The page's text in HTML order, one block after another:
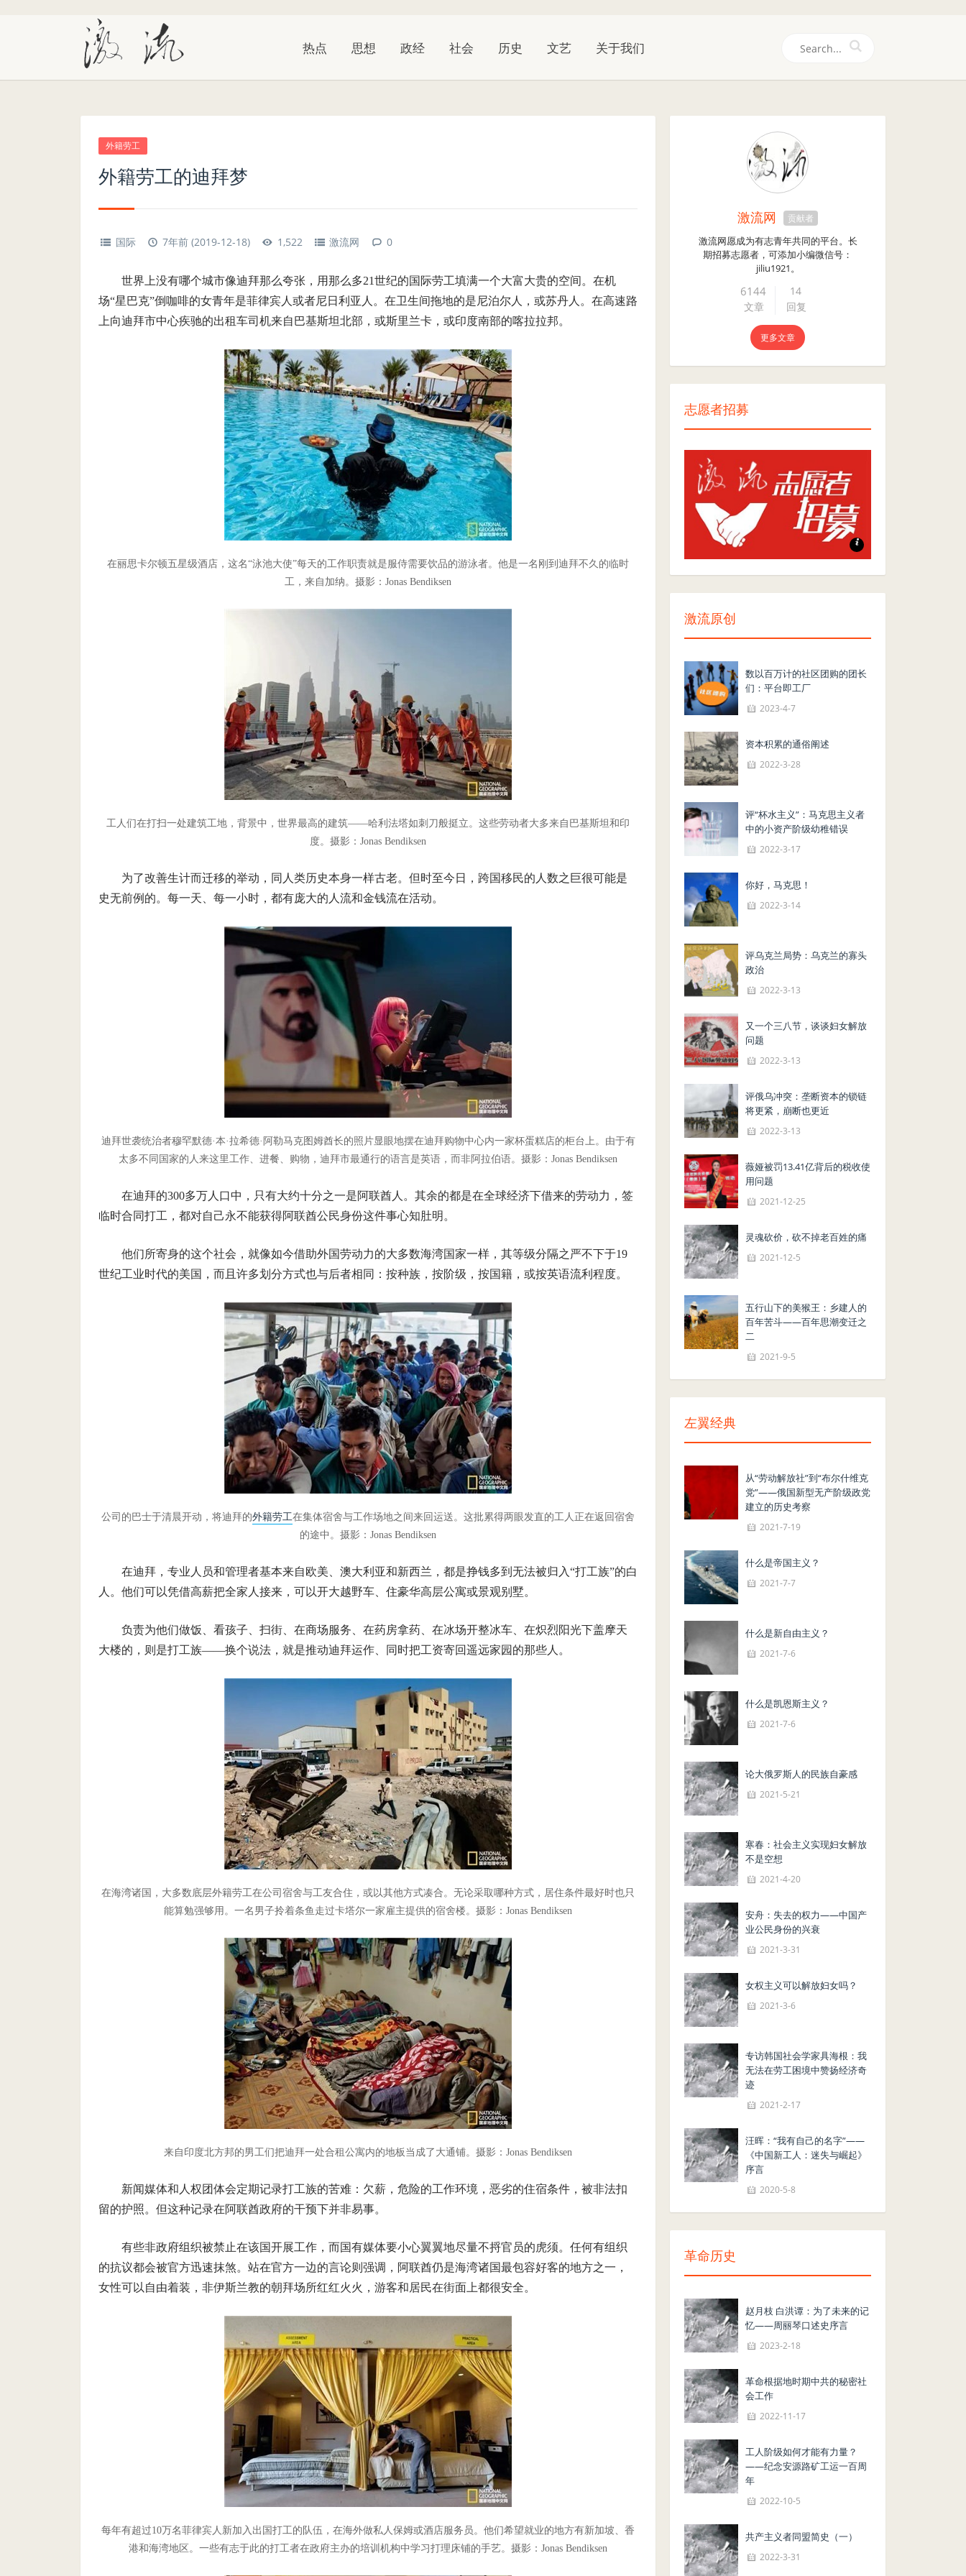
热点 思想 政经 社会 历史 文艺 关于我们
外籍劳工
外籍劳工的迪拜梦
国际 7年前 (2019-12-18) 1,522 激流网 0
世界上没有哪个城市像迪拜那么夸张，用那么多21世纪的国际劳工填满一个大富大贵的空间。在机
场“星巴克”倒咖啡的女青年是菲律宾人或者尼日利亚人。在卫生间拖地的是尼泊尔人，或苏丹人。在高速路
上向迪拜市中心疾驰的出租车司机来自巴基斯坦北部，或斯里兰卡，或印度南部的喀拉拉邦。
在丽思卡尔顿五星级酒店，这名“泳池大使”每天的工作职责就是服侍需要饮品的游泳者。他是一名刚到迪拜不久的临时
工，来自加纳。 摄影：Jonas Bendiksen
工人们在打扫一处建筑工地，背景中，世界最高的建筑——哈利法塔如刺刀般挺立。这些劳动者大多来自巴基斯坦和印
度。 摄影：Jonas Bendiksen
为了改善生计而迁移的举动，同人类历史本身一样古老。但时至今日，跨国移民的人数之巨很可能是
史无前例的。每一天、每一小时，都有庞大的人流和金钱流在活动。
迪拜世袭统治者穆罕默德·本·拉希德·阿勒马克图姆酋长的照片显眼地摆在迪拜购物中心内一家杯蛋糕店的柜台上。由于有
太多不同国家的人来这里工作、进餐、购物，迪拜市最通行的语言是英语，而非阿拉伯语。 摄影：Jonas Bendiksen
在迪拜的300多万人口中，只有大约十分之一是阿联酋人。其余的都是在全球经济下借来的劳动力，签
临时合同打工，都对自己永不能获得阿联酋公民身份这件事心知肚明。
他们所寄身的这个社会，就像如今借助外国劳动力的大多数海湾国家一样，其等级分隔之严不下于19
世纪工业时代的美国，而且许多划分方式也与后者相同：按种族，按阶级，按国籍，或按英语流利程度。
公司的巴士于清晨开动，将迪拜的外籍劳工在集体宿舍与工作场地之间来回运送。这批累得两眼发直的工人正在返回宿舍
的途中。 摄影：Jonas Bendiksen
在迪拜，专业人员和管理者基本来自欧美、澳大利亚和新西兰，都是挣钱多到无法被归入“打工族”的白
人。他们可以凭借高薪把全家人接来，可以开大越野车、住豪华高层公寓或景观别墅。
负责为他们做饭、看孩子、扫街、在商场服务、在药房拿药、在冰场开整冰车、在炽烈阳光下盖摩天
大楼的，则是打工族——换个说法，就是推动迪拜运作、同时把工资寄回遥远家园的那些人。
在海湾诸国，大多数底层外籍劳工在公司宿舍与工友合住，或以其他方式凑合。无论采取哪种方式，居住条件最好时也只
能算勉强够用。一名男子拎着条鱼走过卡塔尔一家雇主提供的宿舍楼。 摄影：Jonas Bendiksen
来自印度北方邦的男工们把迪拜一处合租公寓内的地板当成了大通铺。 摄影：Jonas Bendiksen
新闻媒体和人权团体会定期记录打工族的苦难：欠薪，危险的工作环境，恶劣的住宿条件，被非法扣
留的护照。但这种记录在阿联酋政府的干预下并非易事。
有些非政府组织被禁止在该国开展工作，而国有媒体要小心翼翼地尽量不捋官员的虎须。任何有组织
的抗议都会被官方迅速抹煞。站在官方一边的言论则强调，阿联酋仍是海湾诸国最包容好客的地方之一，
女性可以自由着装，非伊斯兰教的朝拜场所红红火火，游客和居民在街面上都很安全。
每年有超过10万名菲律宾人新加入出国打工的队伍，在海外做私人保姆或酒店服务员。他们希望就业的地方有新加坡、香
港和海湾地区。一些有志于此的打工者在政府主办的培训机构中学习打理床铺的手艺。 摄影：Jonas Bendiksen
激流网 贡献者
激流网愿成为有志青年共同的平台。长
期招募志愿者，可添加小编微信号：
jiliu1921。
6144
文章
14
回复
更多文章
志愿者招募
志愿者招募
激流原创
数以百万计的社区团购的团长
们：平台即工厂
2023-4-7
资本积累的通俗阐述
2022-3-28
评“杯水主义”：马克思主义者
中的小资产阶级幼稚错误
2022-3-17
你好，马克思！
2022-3-14
评乌克兰局势：乌克兰的寡头
政治
2022-3-13
又一个三八节，谈谈妇女解放
问题
2022-3-13
评俄乌冲突：垄断资本的锁链
将更紧，崩断也更近
2022-3-13
薇娅被罚13.41亿背后的税收使
用问题
2021-12-25
灵魂砍价，砍不掉老百姓的痛
2021-12-5
五行山下的美猴王：乡建人的
百年苦斗——百年思潮变迁之
二
2021-9-5
左翼经典
从“劳动解放社”到“布尔什维克
党”——俄国新型无产阶级政党
建立的历史考察
2021-7-19
什么是帝国主义？
2021-7-7
什么是新自由主义？
2021-7-6
什么是凯恩斯主义？
2021-7-6
论大俄罗斯人的民族自豪感
2021-5-21
寒春：社会主义实现妇女解放
不是空想
2021-4-20
安舟：失去的权力——中国产
业公民身份的兴衰
2021-3-31
女权主义可以解放妇女吗？
2021-3-6
专访韩国社会学家具海根：我
无法在劳工困境中赞扬经济奇
迹
2021-2-17
汪晖：“我有自己的名字”——
《中国新工人：迷失与崛起》
序言
2020-5-8
革命历史
赵月枝 白洪谭：为了未来的记
忆——周丽琴口述史序言
2023-2-18
革命根据地时期中共的秘密社
会工作
2022-11-17
工人阶级如何才能有力量？
——纪念安源路矿工运一百周
年
2022-10-5
共产主义者同盟简史（一）
2022-3-31